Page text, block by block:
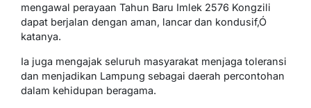
mengawal perayaan Tahun Baru Imlek 2576 Kongzili
dapat berjalan dengan aman, lancar dan kondusif,Ó
katanya.
Ia juga mengajak seluruh masyarakat menjaga toleransi
dan menjadikan Lampung sebagai daerah percontohan
dalam kehidupan beragama.